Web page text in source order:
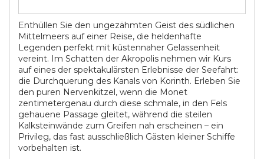
Enthüllen Sie den ungezähmten Geist des südlichen
Mittelmeers auf einer Reise, die heldenhafte
Legenden perfekt mit küstennaher Gelassenheit
vereint. Im Schatten der Akropolis nehmen wir Kurs
auf eines der spektakulärsten Erlebnisse der Seefahrt:
die Durchquerung des Kanals von Korinth. Erleben Sie
den puren Nervenkitzel, wenn die Monet
zentimetergenau durch diese schmale, in den Fels
gehauene Passage gleitet, während die steilen
Kalksteinwände zum Greifen nah erscheinen – ein
Privileg, das fast ausschließlich Gästen kleiner Schiffe
vorbehalten ist.